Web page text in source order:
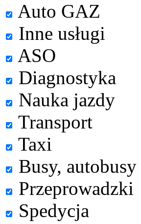
Auto GAZ
Inne usługi
ASO
Diagnostyka
Nauka jazdy
Transport
Taxi
Busy, autobusy
Przeprowadzki
Spedycja